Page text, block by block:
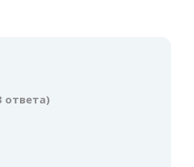
ответа)